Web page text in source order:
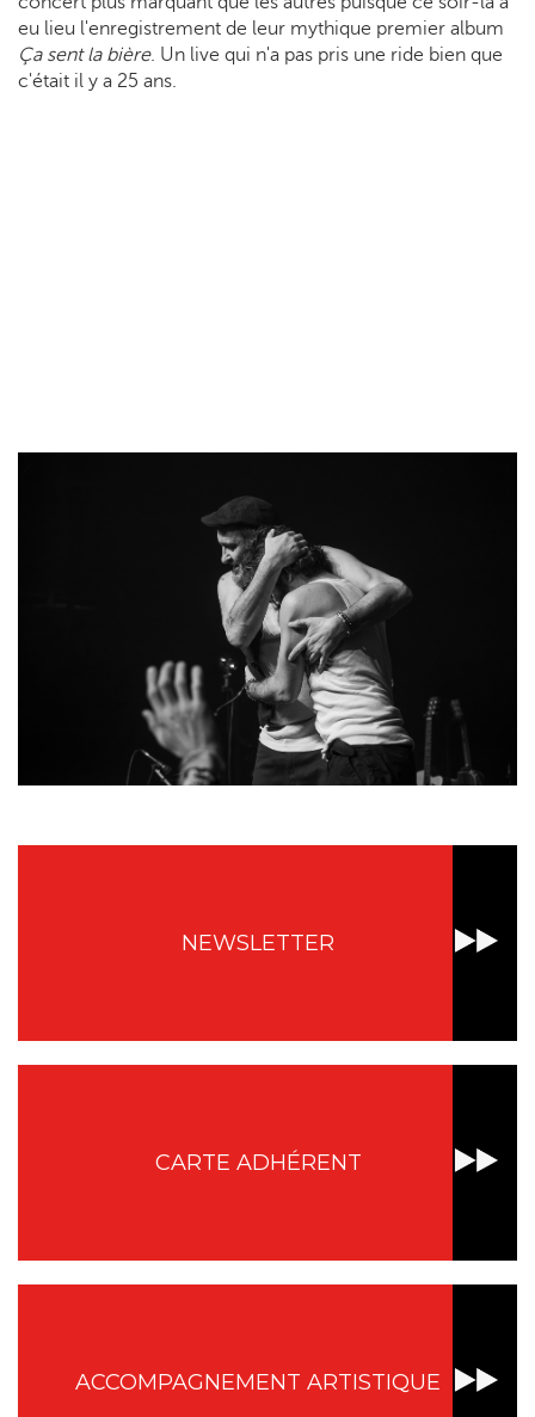
eu lieu l'enregistrement de leur mythique premier album
Ça sent la bière. Un live qui n'a pas pris une ride bien que
c'était il y a 25 ans.
NEWSLETTER
CARTE ADHÉRENT
ACCOMPAGNEMENT ARTISTIQUE